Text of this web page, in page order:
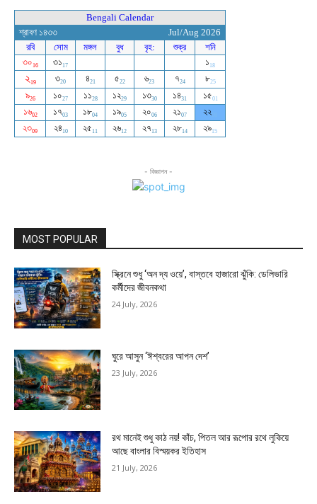
- বিজ্ঞাপন -
MOST POPULAR
স্ক্রিনে শুধু ‘অন দ্য ওয়ে’, বাস্তবে হাজারো ঝুঁকি: ডেলিভারি
কর্মীদের জীবনকথা
24 July, 2026
ঘুরে আসুন ‘ঈশ্বরের আপন দেশ’
23 July, 2026
রথ মানেই শুধু কাঠ নয়! কাঁচ, পিতল আর রূপোর রথে লুকিয়ে
আছে বাংলার বিস্ময়কর ইতিহাস
21 July, 2026